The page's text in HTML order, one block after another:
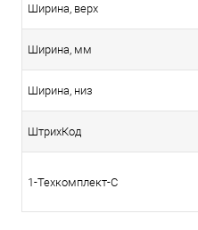
Ширина, верх
Ширина, мм
Ширина, низ
ШтрихКод
1-Техкомплект-С